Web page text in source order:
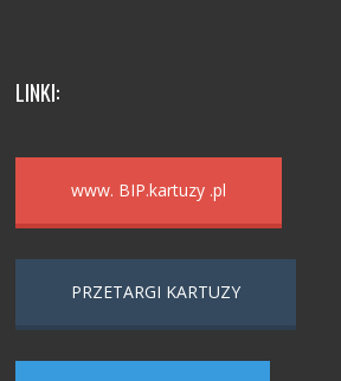
LINKI:
www. BIP.kartuzy .pl
PRZETARGI KARTUZY